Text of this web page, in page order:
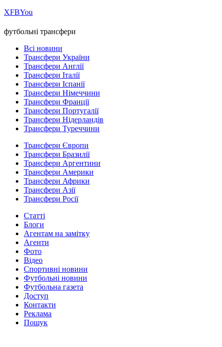
ХFBYou
футбольні трансфери
Всі новини
Трансфери України
Трансфери Англії
Трансфери Італії
Трансфери Іспанії
Трансфери Німеччини
Трансфери Франції
Трансфери Португалії
Трансфери Нідерландів
Трансфери Туреччини
Трансфери Європи
Трансфери Бразилії
Трансфери Аргентини
Трансфери Америки
Трансфери Африки
Трансфери Азії
Трансфери Росії
Статті
Блоги
Агентам на замітку
Агенти
Фото
Відео
Спортивні новини
Футбольні новини
Футбольна газета
Доступ
Контакти
Реклама
Пошук